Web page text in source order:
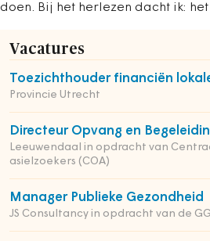
doen. Bij het herlezen dacht ik:
Vacatures
Toezichthouder financiën
Provincie Utrecht
Directeur Opvang en
Leeuwendaal in opdracht van
asielzoekers (COA)
Manager Publieke Gezondheid
JS Consultancy in opdracht van de